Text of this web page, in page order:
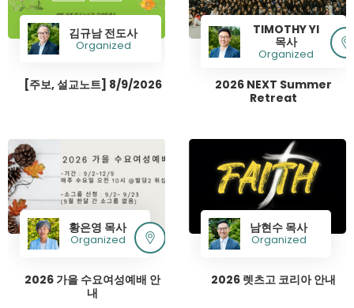
김규남 전도사
Organized
[주보, 설교노트] 8/9/2026
TIMOTHY YI
목사
Organized
2026 NEXT Summer
Retreat
황은영 목사
Organized
2026 가을 수요여성예배 안
내
남현수 목사
Organized
2026 렛츠고 코리아 안내